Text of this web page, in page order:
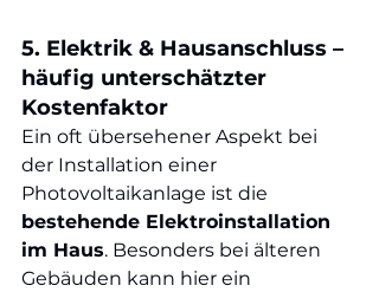
5. Elektrik & Hausanschluss –
häufig unterschätzter
Kostenfaktor
Ein oft übersehener Aspekt bei
der Installation einer
Photovoltaikanlage ist die
bestehende Elektroinstallation
im Haus. Besonders bei älteren
Gebäuden kann hier ein